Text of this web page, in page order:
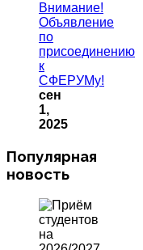
Внимание!
Объявление
по
присоединению
к
СФЕРУМу!
сен
1,
2025
Популярная
новость